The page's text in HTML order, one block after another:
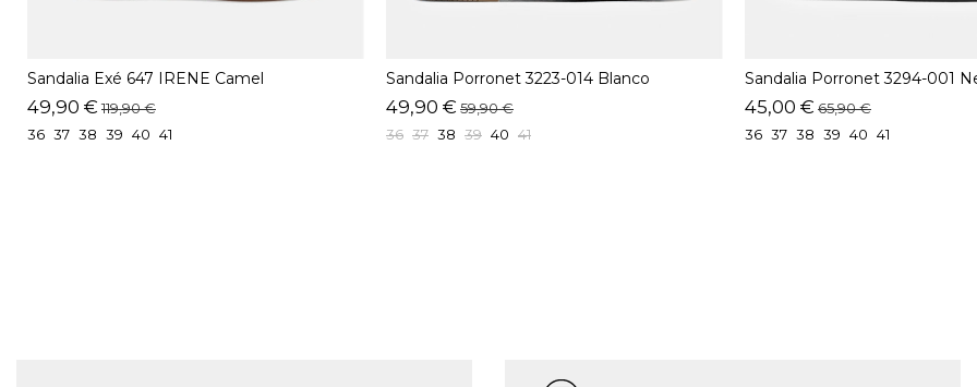
Sandalia Exé 647 IRENE Camel
49,90 € 119,90 €
36 37 38 39 40 41
Sandalia Porronet 3223-014 Blanco
49,90 € 59,90 €
36 37 38 39 40 41
Sandalia Porronet 3294-001
45,00 € 65,90 €
36 37 38 39 40 41